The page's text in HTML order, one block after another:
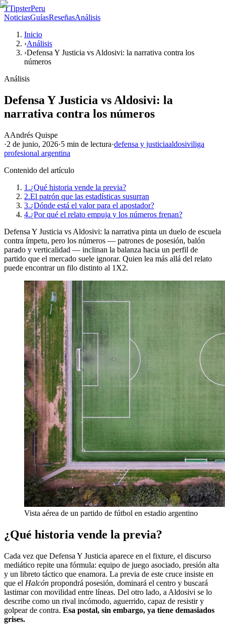
TTipsterPeru
NoticiasGuíasReseñasAnálisis
Inicio
›Análisis
›Defensa Y Justicia vs Aldosivi: la narrativa contra los
números
Análisis
Defensa Y Justicia vs Aldosivi: la
narrativa contra los números
AAndrés Quispe
·2 de junio, 2026·5 min de lectura·defensa y justiciaaldosiviliga
profesional argentina
Contenido del artículo
1.¿Qué historia vende la previa?
2.El patrón que las estadísticas susurran
3.¿Dónde está el valor para el apostador?
4.¿Por qué el relato empuja y los números frenan?
Defensa Y Justicia vs Aldosivi: la narrativa pinta un duelo de escuela
contra ímpetu, pero los números — patrones de posesión, balón
parado y verticalidad — inclinan la balanza hacia un perfil de
partido que el mercado suele ignorar. Quien lea más allá del relato
puede encontrar un filo distinto al 1X2.
Vista aérea de un partido de fútbol en estadio argentino
¿Qué historia vende la previa?
Cada vez que Defensa Y Justicia aparece en el fixture, el discurso
mediático repite una fórmula: equipo de juego asociado, presión alta
y un libreto táctico que enamora. La previa de este cruce insiste en
que el Halcón propondrá posesión, dominará el centro y buscará
lastimar con movilidad entre líneas. Del otro lado, a Aldosivi se lo
describe como un rival incómodo, aguerrido, capaz de resistir y
golpear de contra. Esa postal, sin embargo, ya tiene demasiados
grises.